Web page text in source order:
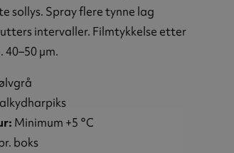
sollys. Spray flere tynne lag
intervaller. Filmtykkelse etter
40–50 µm.
Minimum +5 °C
boks